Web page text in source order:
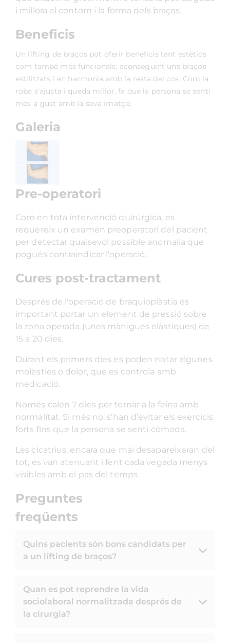
i millora el contorn i la forma dels braços.
Beneficis
Un lífting de braços pot oferir beneficis tant estètics
com també més funcionals, aconseguint uns braços
estilitzats i en harmonia amb la resta del cos. Com la
roba s'ajusta i queda millor, fa que la persona se senti
més a gust amb la seva imatge.
Galeria
Pre-operatori
Com en tota intervenció quirúrgica, es
requereix un examen preoperatori del pacient
per detectar qualsevol possible anomalia que
pogués contraindicar l'operació.
Cures post-tractament
Després de l'operació de braquioplàstia és
important portar un element de pressió sobre
la zona operada (unes mànigues elàstiques) de
15 a 20 dies.
Durant els primers dies es poden notar algunes
molèsties o dolor, que es controla amb
medicació.
Només calen 7 dies per tornar a la feina amb
normalitat. Si més no, s’han d’evitar els exercicis
forts fins que la persona se senti còmoda.
Les cicatrius, encara que mai desapareixeran del
tot, es van atenuant i fent cada vegada menys
visibles amb el pas del temps.
Preguntes
freqüents
Quins pacients són bons candidats per
a un lífting de braços?
Quan es pot reprendre la vida
sociolaboral normalitzada després de
la cirurgia?